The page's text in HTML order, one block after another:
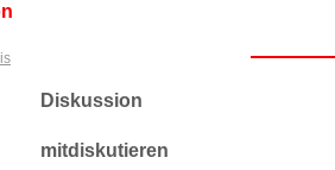
Diskussion
mitdiskutieren